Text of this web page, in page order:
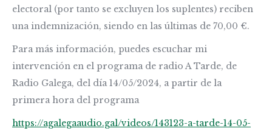
electoral (por tanto se excluyen los suplentes) reciben
una indemnización, siendo en las últimas de 70,00 €.
Para más información, puedes escuchar mi
intervención en el programa de radio A Tarde, de
Radio Galega, del día 14/05/2024, a partir de la
primera hora del programa
https://agalegaaudio.gal/videos/143123-a-tarde-14-05-